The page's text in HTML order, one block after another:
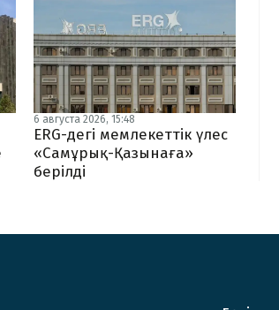
6 августа 2026, 15:48
ERG-дегі мемлекеттік үлес
«Самұрық-Қазынаға»
берілді